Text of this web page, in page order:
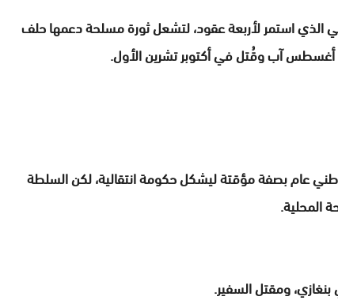
الذي استمر لأربعة عقود، لتشعل ثورة مسلحة دعمها حلف
آب وقُتل في أكتوبر تشرين الأول.
عام بصفة مؤقتة ليشكل حكومة انتقالية، لكن السلطة
المحلية.
ومقتل السفير.